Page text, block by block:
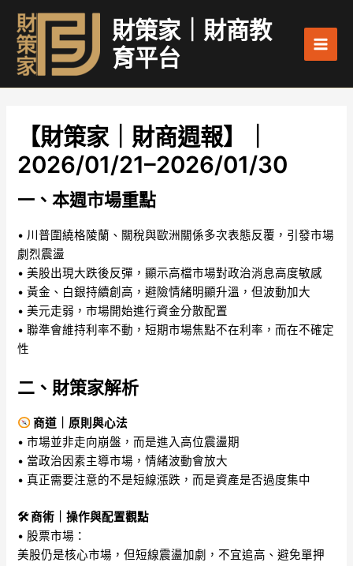
內
財策家｜財商教
育平台
【財策家｜財商週報】｜
2026/01/21–2026/01/30
一、本週市場重點
• 川普圍繞格陵蘭、關稅與歐洲關係多次表態反覆，引發市場
劇烈震盪
• 美股出現大跌後反彈，顯示高檔市場對政治消息高度敏感
• 黃金、白銀持續創高，避險情緒明顯升溫，但波動加大
• 美元走弱，市場開始進行資金分散配置
• 聯準會維持利率不動，短期市場焦點不在利率，而在不確定
性
二、財策家解析
商道｜原則與心法
• 市場並非走向崩盤，而是進入高位震盪期
• 當政治因素主導市場，情緒波動會放大
• 真正需要注意的不是短線漲跌，而是資產是否過度集中
🛠 商術｜操作與配置觀點
• 股票市場：
美股仍是核心市場，但短線震盪加劇，不宜追高、避免單押